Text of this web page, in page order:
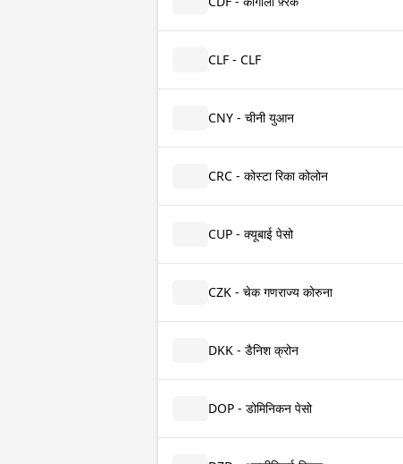
CLF - CLF
CNY - चीनी युआन
CRC - कोस्टा रिका कोलोन
CUP - क्यूबाई पेसो
CZK - चेक गणराज्य कोरुना
DKK - डैनिश क्रोन
DOP - डोमिनिकन पेसो